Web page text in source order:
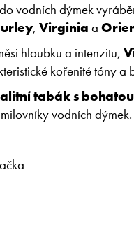
vodních dýmek
, Virginia a
hloubku a intenzitu,
kořenité tóny a
tabák s
vodních dýmek.